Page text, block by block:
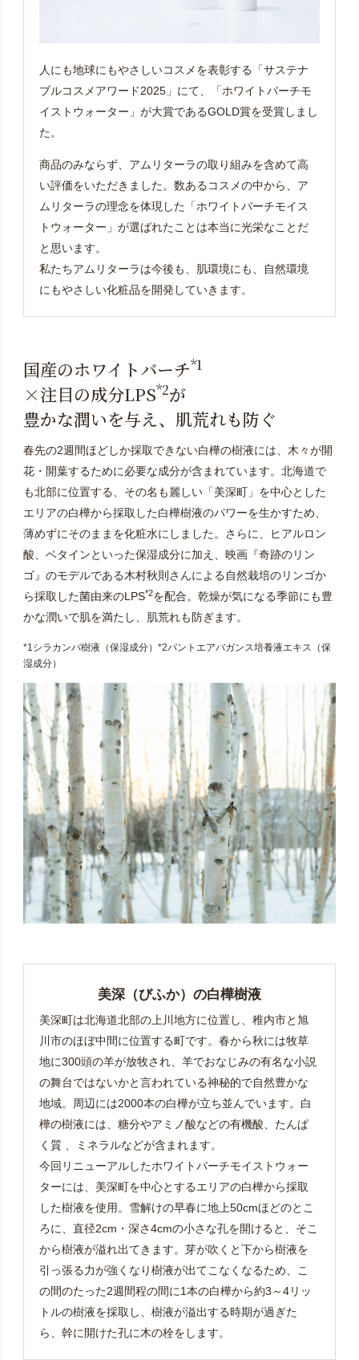
人にも地球にもやさしいコスメを表彰する「サステナ
ブルコスメアワード2025」にて、「ホワイトバーチモ
イストウォーター」が大賞であるGOLD賞を受賞しまし
た。
商品のみならず、アムリターラの取り組みを含めて高
い評価をいただきました。数あるコスメの中から、ア
ムリターラの理念を体現した「ホワイトバーチモイス
トウォーター」が選ばれたことは本当に光栄なことだ
と思います。
私たちアムリターラは今後も、肌環境にも、自然環境
にもやさしい化粧品を開発していきます。
国産のホワイトバーチ*1
×注目の成分LPS*2が
豊かな潤いを与え、肌荒れも防ぐ
春先の2週間ほどしか採取できない白樺の樹液には、木々が開
花・開葉するために必要な成分が含まれています。北海道で
も北部に位置する、その名も麗しい「美深町」を中心とした
エリアの白樺から採取した白樺樹液のパワーを生かすため、
薄めずにそのままを化粧水にしました。さらに、ヒアルロン
酸、ベタインといった保湿成分に加え、映画『奇跡のリン
ゴ』のモデルである木村秋則さんによる自然栽培のリンゴか
ら採取した菌由来のLPS*2を配合。乾燥が気になる季節にも豊
かな潤いで肌を満たし、肌荒れも防ぎます。
*1シラカンバ樹液（保湿成分）*2パントエアバガンス培養液エキス（保
湿成分）
美深（びふか）の白樺樹液
美深町は北海道北部の上川地方に位置し、稚内市と旭
川市のほぼ中間に位置する町です。春から秋には牧草
地に300頭の羊が放牧され、羊でおなじみの有名な小説
の舞台ではないかと言われている神秘的で自然豊かな
地域。周辺には2000本の白樺が立ち並んでいます。白
樺の樹液には、糖分やアミノ酸などの有機酸、たんぱ
く質 、ミネラルなどが含まれます。
今回リニューアルしたホワイトバーチモイストウォー
ターには、美深町を中心とするエリアの白樺から採取
した樹液を使用。雪解けの早春に地上50cmほどのとこ
ろに、直径2cm・深さ4cmの小さな孔を開けると、そこ
から樹液が溢れ出てきます。芽が吹くと下から樹液を
引っ張る力が強くなり樹液が出てこなくなるため、こ
の間のたった2週間程の間に1本の白樺から約3～4リッ
トルの樹液を採取し、樹液が溢出する時期が過ぎた
ら、幹に開けた孔に木の栓をします。